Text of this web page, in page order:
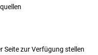
Seite zur Verfügung stellen